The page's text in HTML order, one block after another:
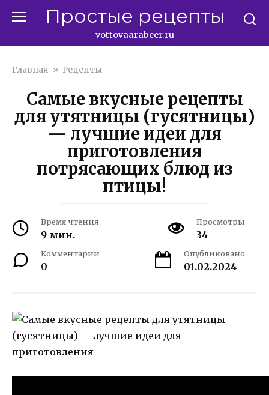
Простые рецепты
vottovaarabeer.ru
Главная » Рецепты
Самые вкусные рецепты
для утятницы (гусятницы)
— лучшие идеи для
приготовления
потрясающих блюд из
птицы!
Время чтения
9 мин.
Просмотры
34
Комментарии
0
Опубликовано
01.02.2024